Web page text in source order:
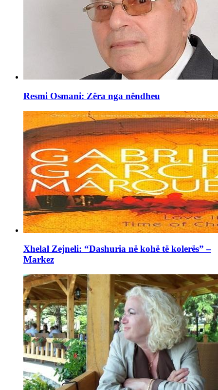
Resmi Osmani: Zëra nga nëndheu
Xhelal Zejneli: “Dashuria në kohë të kolerës” –
Markez